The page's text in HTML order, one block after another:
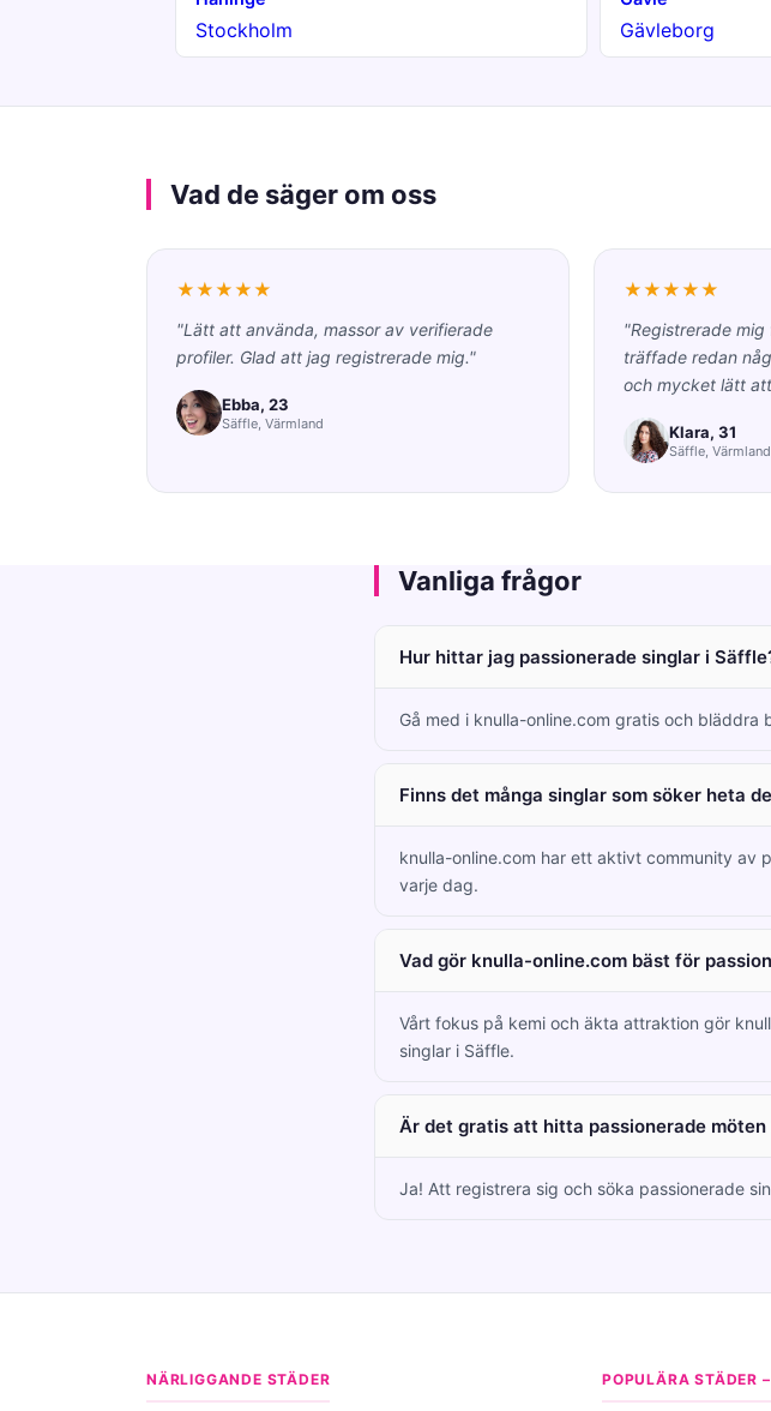
Stockholm Gävleborg
Vad de säger om oss
★★★★★
"Lätt att använda, massor av verifierade
profiler. Glad att jag registrerade mig."
Ebba, 23
Säffle, Värmland
★★★★★
"Registrerade
träffade redan
och mycket lätt
Klara, 31
Säffle, Värmland
Vanliga frågor
Hur hittar jag passionerade singlar i
Gå med i knulla-online.com gratis och
Finns det många singlar som söker heta
knulla-online.com har ett aktivt community av
varje dag.
Vad gör knulla-online.com bäst för
Vårt fokus på kemi och äkta attraktion gör
singlar i Säffle.
Är det gratis att hitta passionerade möten
Ja! Att registrera sig och söka passionerade
NÄRLIGGANDE STÄDER POPULÄRA STÄDER